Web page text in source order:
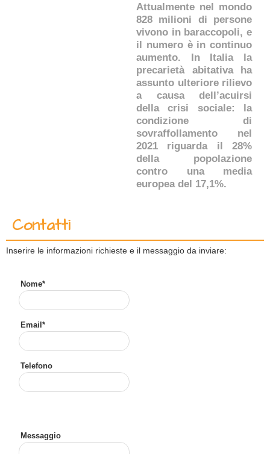
Attualmente nel mondo
828 milioni di persone
vivono in baraccopoli, e
il numero è in continuo
aumento. In Italia la
precarietà abitativa ha
assunto ulteriore rilievo
a causa dell’acuirsi
della crisi sociale: la
condizione di
sovraffollamento nel
2021 riguarda il 28%
della popolazione
contro una media
europea del 17,1%.
Contatti
Inserire le informazioni richieste e il messaggio da inviare:
Nome*
Email*
Telefono
Messaggio